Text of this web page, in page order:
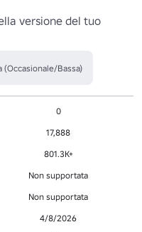
versione del tuo
(Occasionale/Bassa)
0
17,888
801.3K+
Non supportata
Non supportata
4/8/2026